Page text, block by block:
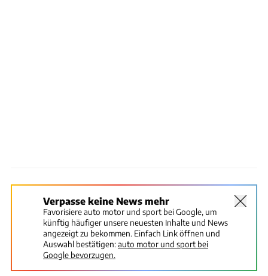
Verpasse keine News mehr
Favorisiere auto motor und sport bei Google, um
künftig häufiger unsere neuesten Inhalte und News
angezeigt zu bekommen. Einfach Link öffnen und
Auswahl bestätigen:auto motor und sport bei
Google bevorzugen.